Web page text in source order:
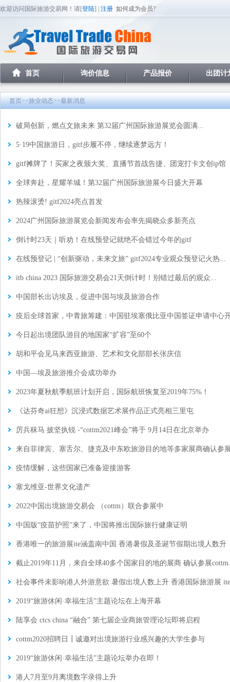
欢迎访问国际旅游交易网！请[登陆] | 注册 如何成为会员?
首页 询价信息 产品报价 出团计
首页>>旅业动态>>最新消息
破局创新，燃点文旅未来 第32届广州国际旅游展览会圆满...
5·19中国旅游日，gitf步履不停，继续逐梦远方！
gitf摊牌了！买家之夜颁大奖、直播节首战告捷、团宠打卡文创ip馆
全球奔赴，星耀羊城！第32届广州国际旅游展今日盛大开幕
热辣滚烫! gitf2024亮点首发
2024广州国际旅游展览会新闻发布会率先揭晓众多新亮点
倒计时23天｜听劝！在线预登记就绝不会错过今年的gitf
在线预登记 | “创新驱动，未来文旅” gitf2024专业观众预登记火热...
itb china 2023 国际旅游交易会21天倒计时！别错过最后的观众...
中国部长出访埃及，促进中国与埃及旅游合作
疫后全球首家，中青旅筹建：中国驻埃塞俄比亚中国签证申请中心
今日起出境团队游目的地国家“扩容”至60个
胡和平会见马来西亚旅游、艺术和文化部部长张庆信
中国—埃及旅游推介会成功举办
2023年夏秋航季航班计划开启，国际航班恢复至2019年75%！
《达芬奇ai狂想》沉浸式数据艺术展作品正式亮相三里屯
厉兵秣马 披坚执锐 -“cottm2021峰会”将于 9月14日在北京举办
来自菲律宾、塞舌尔、捷克及中东欧旅游目的地等多家展商确认参
疫情缓解，这些国家已准备迎接游客
塞戈维亚-世界文化遗产
2022中国出境旅游交易会 （cottm）联合参展中
中国版“疫苗护照”来了，中国将推出国际旅行健康证明
香港唯一的旅游展ite涵盖南中国 香港暑假及圣诞节假期出境人数升
截止2019年11月，来自全球40多个国家目的地的展商 确认参展
社会事件未影响港人外游意欲 暑假出境人数上升 香港国际旅游展
2019“旅游休闲·幸福生活”主题论坛在上海开幕
陆享会 ctcs china “融合” 第七届企业商旅管理论坛即将启程
cottm2020招聘日┃诚邀对出境旅游行业感兴趣的大学生参与
2019“旅游休闲·幸福生活”主题论坛举办在即！
港人7月至9月离境数字录得上升